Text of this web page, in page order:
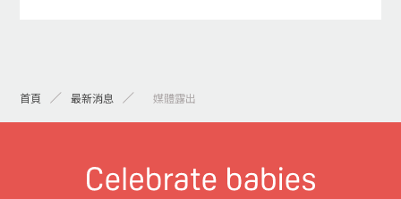
首頁 最新消息 > 媒體露出